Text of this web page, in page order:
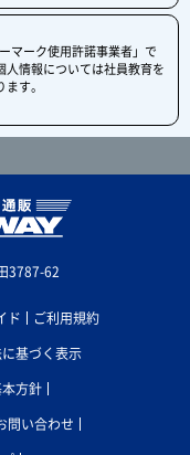
マーク使用許諾事業者」で
情報については社員教育を
す。
3787-62
ド
ご利用規約
基づく表示
方針
問い合わせ